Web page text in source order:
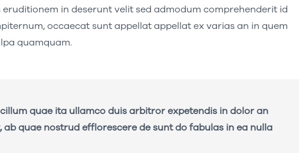
in deserunt velit sed admodum comprehenderit id
occaecat sunt appellat appellat ex varias an in quem
quamquam.
quae ita ullamco duis arbitror expetendis in dolor an
quae nostrud efflorescere de sunt do fabulas in ea nulla